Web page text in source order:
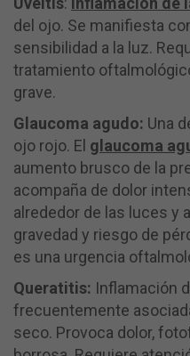
del ojo. Se manifiesta
sensibilidad a la luz.
tratamiento
grave.
Glaucoma agudo: Una
ojo rojo. El glaucoma
aumento brusco de la
acompaña de dolor
alrededor de las luces y
gravedad y riesgo de
es una urgencia
Queratitis: Inflamación
frecuentemente
seco. Provoca dolor,